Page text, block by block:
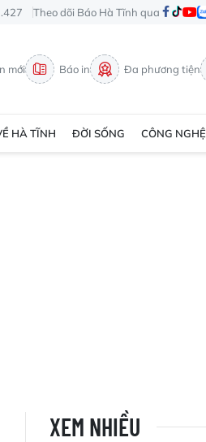
Theo dõi Báo Hà Tĩnh qua
mới Báo in Đa phương tiện
HÀ TĨNH ĐỜI SỐNG CÔNG NGHỆ
XEM NHIỀU